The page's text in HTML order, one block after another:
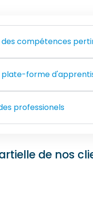
compétences
plate-forme
professionels
de nos